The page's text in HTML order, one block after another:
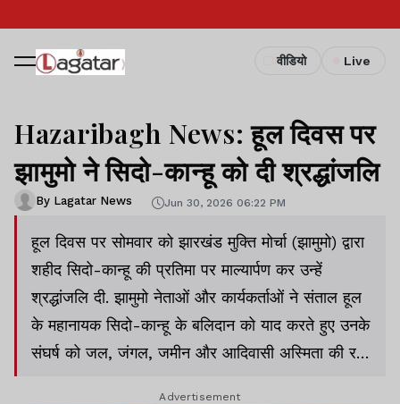
वीडियो Live
Hazaribagh News: हूल दिवस पर
झामुमो ने सिदो-कान्हू को दी श्रद्धांजलि
By Lagatar News Jun 30, 2026 06:22 PM
हूल दिवस पर सोमवार को झारखंड मुक्ति मोर्चा (झामुमो) द्वारा
शहीद सिदो-कान्हू की प्रतिमा पर माल्यार्पण कर उन्हें
श्रद्धांजलि दी. झामुमो नेताओं और कार्यकर्ताओं ने संताल हूल
के महानायक सिदो-कान्हू के बलिदान को याद करते हुए उनके
संघर्ष को जल, जंगल, जमीन और आदिवासी अस्मिता की रक्षा
Advertisement